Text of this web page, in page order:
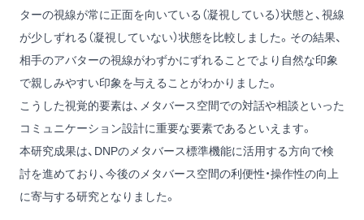
ターの視線が常に正面を向いている（凝視している）状態と、視線
が少しずれる（凝視していない）状態を比較しました。その結果、
相手のアバターの視線がわずかにずれることでより自然な印象
で親しみやすい印象を与えることがわかりました。
こうした視覚的要素は、メタバース空間での対話や相談といった
コミュニケーション設計に重要な要素であるといえます。
本研究成果は、DNPのメタバース標準機能に活用する方向で検
討を進めており、今後のメタバース空間の利便性・操作性の向上
に寄与する研究となりました。